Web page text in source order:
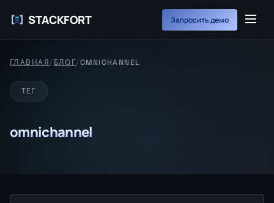
STACKFORT Запросить демо
ГЛАВНАЯ/ БЛОГ/OMNICHANNEL
ТЕГ
omnichannel